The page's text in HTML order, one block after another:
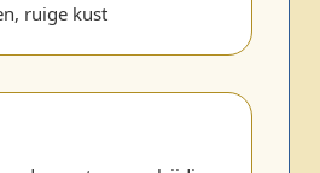
ruige kust